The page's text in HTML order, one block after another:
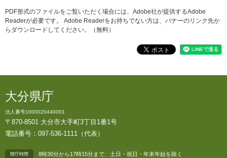
PDF形式のファイルをご覧いただく場合には、Adobe社が提供するAdobe
Readerが必要です。
Adobe Readerをお持ちでない方は、バナーのリンク先か
らダウンロードしてください。（無料）
大分県庁
法人番号1000020440001
〒870-8501 大分市大手町3丁目1番1号
電話番号：097-536-1111（代表）
開庁時間 8時30分から17時15分まで、土日・祝日・年末年始を除く